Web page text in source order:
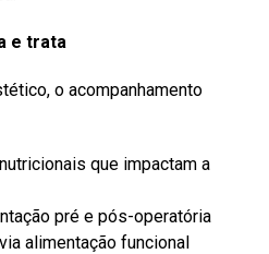
e trata
o acompanhamento
que impactam a
pré e pós-operatória
alimentação funcional